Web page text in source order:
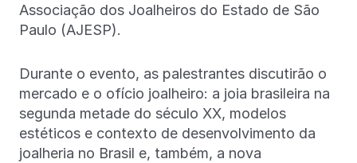
Associação dos Joalheiros do Estado de São
Paulo (AJESP).
Durante o evento, as palestrantes discutirão o
mercado e o ofício joalheiro: a joia brasileira na
segunda metade do século XX, modelos
estéticos e contexto de desenvolvimento da
joalheria no Brasil e, também, a nova